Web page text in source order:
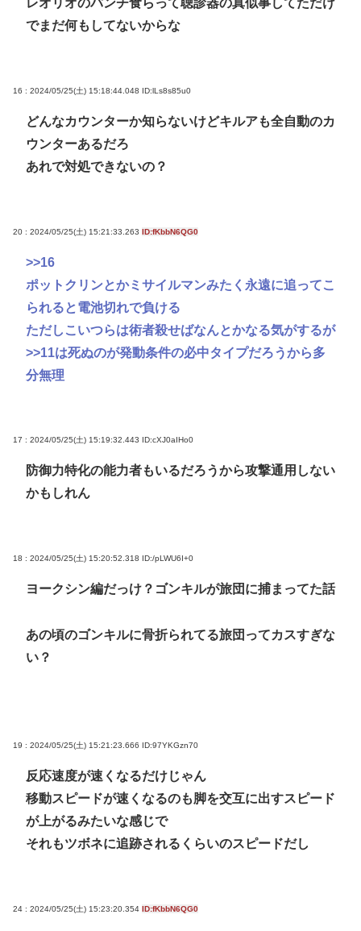
レオリオのパンチ食らって聴診器の真似事してただけ
でまだ何もしてないからな
16 : 2024/05/25(土) 15:18:44.048 ID:lLs8s85u0
どんなカウンターか知らないけどキルアも全自動のカ
ウンターあるだろ
あれで対処できないの？
20 : 2024/05/25(土) 15:21:33.263 ID:fKbbN6QG0
>>16
ポットクリンとかミサイルマンみたく永遠に追ってこ
られると電池切れで負ける
ただしこいつらは術者殺せばなんとかなる気がするが
>>11は死ぬのが発動条件の必中タイプだろうから多
分無理
17 : 2024/05/25(土) 15:19:32.443 ID:cXJ0aIHo0
防御力特化の能力者もいるだろうから攻撃通用しない
かもしれん
18 : 2024/05/25(土) 15:20:52.318 ID:/pLWU6I+0
ヨークシン編だっけ？ゴンキルが旅団に捕まってた話
あの頃のゴンキルに骨折られてる旅団ってカスすぎな
い？
19 : 2024/05/25(土) 15:21:23.666 ID:97YKGzn70
反応速度が速くなるだけじゃん
移動スピードが速くなるのも脚を交互に出すスピード
が上がるみたいな感じで
それもツボネに追跡されるくらいのスピードだし
24 : 2024/05/25(土) 15:23:20.354 ID:fKbbN6QG0